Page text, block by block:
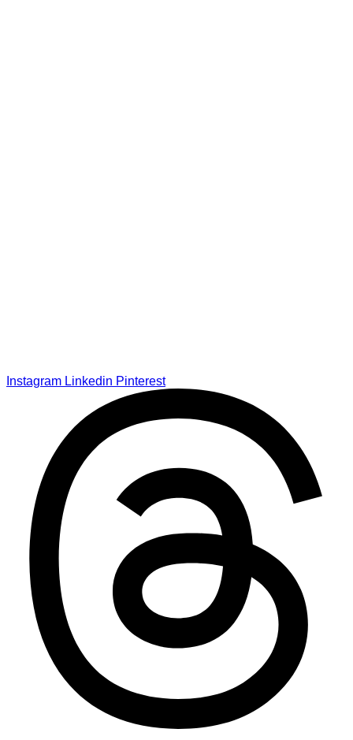
Instagram Linkedin Pinterest